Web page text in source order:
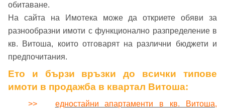
обитаване.
На сайта на Имотека може да откриете обяви за
разнообразни имоти с функционално разпределение в
кв. Витоша, които отговарят на различни бюджети и
предпочитания.
Ето и бързи връзки до всички типове
имоти в продажба в квартал Витоша:
>> едностайни апартаменти в кв. Витоша,